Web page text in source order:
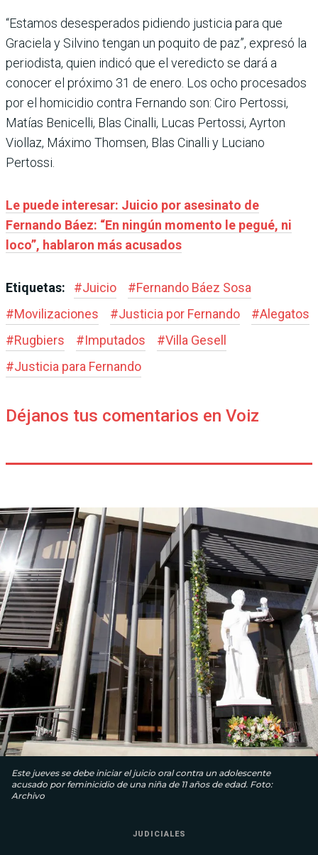
“Estamos desesperados pidiendo justicia para que
Graciela y Silvino tengan un poquito de paz”, expresó la
periodista, quien indicó que el veredicto se dará a
conocer el próximo 31 de enero. Los ocho procesados
por el homicidio contra Fernando son: Ciro Pertossi,
Matías Benicelli, Blas Cinalli, Lucas Pertossi, Ayrton
Viollaz, Máximo Thomsen, Blas Cinalli y Luciano
Pertossi.
Le puede interesar: Juicio por asesinato de
Fernando Báez: “En ningún momento le pegué, ni
loco”, hablaron más acusados
Etiquetas: #Juicio #Fernando Báez Sosa
#Movilizaciones #Justicia por Fernando #Alegatos
#Rugbiers #Imputados #Villa Gesell
#Justicia para Fernando
Déjanos tus comentarios en Voiz
Este jueves se debe iniciar el juicio oral contra un adolescente
acusado por feminicidio de una niña de 11 años de edad. Foto:
Archivo
JUDICIALES